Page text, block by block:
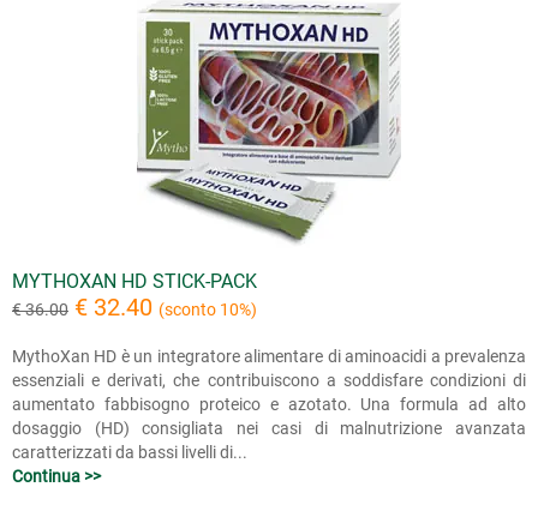
MYTHOXAN HD STICK-PACK
€ 36.00 € 32.40 (sconto 10%)
MythoXan HD è un integratore alimentare di aminoacidi a prevalenza
essenziali e derivati, che contribuiscono a soddisfare condizioni di
aumentato fabbisogno proteico e azotato. Una formula ad alto
dosaggio (HD) consigliata nei casi di malnutrizione avanzata
caratterizzati da bassi livelli di...
Continua >>